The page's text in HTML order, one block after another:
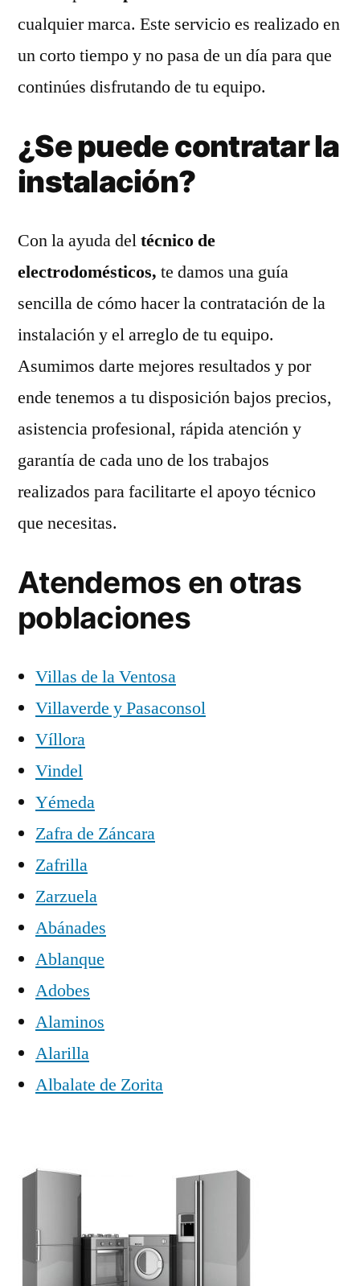
cualquier marca. Este servicio es realizado en
un corto tiempo y no pasa de un día para que
continúes disfrutando de tu equipo.
¿Se puede contratar la
instalación?
Con la ayuda deltécnico de
electrodomésticos, te damos una guía
sencilla de cómo hacer la contratación de la
instalación y el arreglo de tu equipo.
Asumimos darte mejores resultados y por
ende tenemos a tu disposición bajos precios,
asistencia profesional, rápida atención y
garantía de cada uno de los trabajos
realizados para facilitarte el apoyo técnico
que necesitas.
Atendemos en otras
poblaciones
Villas de la Ventosa
Villaverde y Pasaconsol
Víllora
Vindel
Yémeda
Zafra de Záncara
Zafrilla
Zarzuela
Abánades
Ablanque
Adobes
Alaminos
Alarilla
Albalate de Zorita